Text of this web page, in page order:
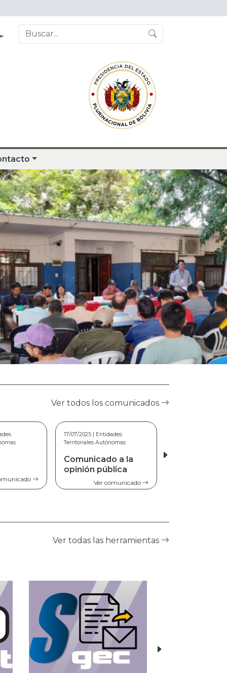
Ver todos los comunicados
22/05/2026 | Modalidad Virtual
Ver comunicado
Ver todas las herramientas